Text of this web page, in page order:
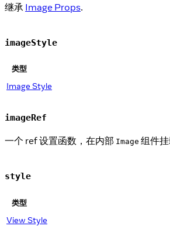
继承 Image Props.
imageStyle
类型
Image Style
imageRef
一个 ref 设置函数，在内部 Image 组件
style
类型
View Style